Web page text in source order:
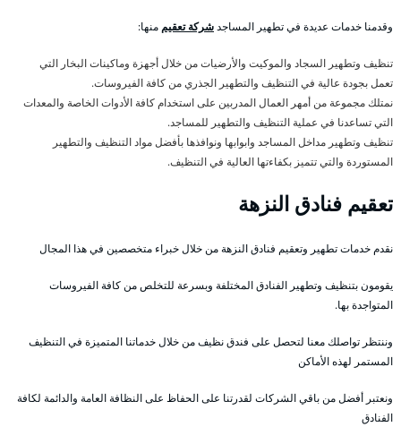
وقدمنا خدمات عديدة في تطهير المساجدشركة تعقيم منها:
تنظيف وتطهير السجاد والموكيت والأرضيات من خلال أجهزة وماكينات البخار التي
تعمل بجودة عالية في التنظيف والتطهير الجذري من كافة الفيروسات.
نمتلك مجموعة من أمهر العمال المدربين على استخدام كافة الأدوات الخاصة والمعدات
التي تساعدنا في عملية التنظيف والتطهير للمساجد.
تنظيف وتطهير مداخل المساجد وابوابها ونوافذها بأفضل مواد التنظيف والتطهير
المستوردة والتي تتميز بكفاءتها العالية في التنظيف.
تعقيم فنادق النزهة
نقدم خدمات تطهير وتعقيم فنادق النزهة من خلال خبراء متخصصين في هذا المجال
يقومون بتنظيف وتطهير الفنادق المختلفة وبسرعة للتخلص من كافة الفيروسات
المتواجدة بها.
وننتظر تواصلك معنا لتحصل على فندق نظيف من خلال خدماتنا المتميزة في التنظيف
المستمر لهذه الأماكن
ونعتبر أفضل من باقي الشركات لقدرتنا على الحفاظ على النظافة العامة والدائمة لكافة
الفنادق